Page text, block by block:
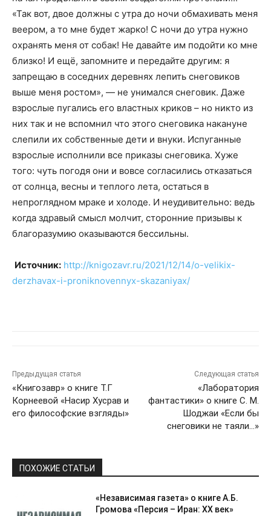
«Так вот, двое должны с утра до ночи обмахивать меня
веером, а то мне будет жарко! С ночи до утра нужно
охранять меня от собак! Не давайте им подойти ко мне
близко! И ещё, запомните и передайте другим: я
запрещаю в соседних деревнях лепить снеговиков
выше меня ростом», — не унимался снеговик. Даже
взрослые пугались его властных криков – но никто из
них так и не вспомнил что этого снеговика накануне
слепили их собственные дети и внуки. Испуганные
взрослые исполнили все приказы снеговика. Хуже
того: чуть погодя они и вовсе согласились отказаться
от солнца, весны и теплого лета, остаться в
непроглядном мраке и холоде. И неудивительно: ведь
когда здравый смысл молчит, сторонние призывы к
благоразумию оказываются бессильны.
Источник: http://knigozavr.ru/2021/12/14/o-velikix-
derzhavax-i-proniknovennyx-skazaniyax/
Предыдущая статья
«Книгозавр» о книге Т.Г
Корнеевой «Насир Хусрав и
его философские взгляды»
Следующая статья
«Лаборатория
фантастики» о книге С. М.
Шоджаи «Если бы
снеговики не таяли…»
ПОХОЖИЕ СТАТЬИ
«Независимая газета» о книге А.Б.
Громова «Персия – Иран: ХХ век»